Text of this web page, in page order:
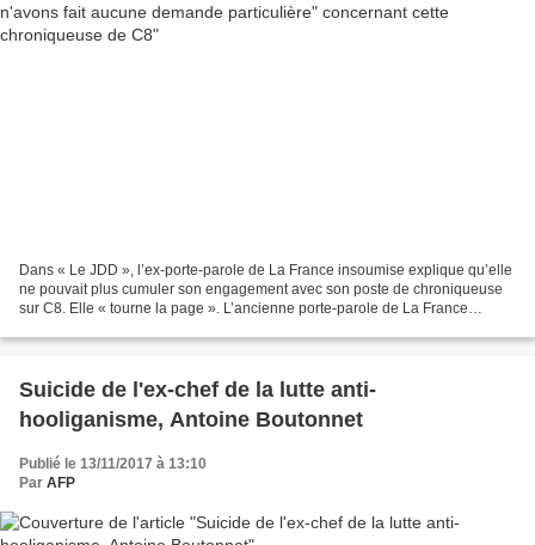
Dans « Le JDD », l’ex-porte-parole de La France insoumise explique qu’elle
ne pouvait plus cumuler son engagement avec son poste de chroniqueuse
sur C8. Elle « tourne la page ». L’ancienne porte-parole de La France
Suicide de l'ex-chef de la lutte anti-
hooliganisme, Antoine Boutonnet
Publié le 13/11/2017 à 13:10
Par AFP